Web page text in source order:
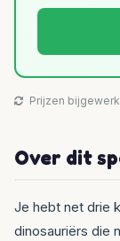
Prijzen
Over dit
Je hebt net drie
dinosauriërs die